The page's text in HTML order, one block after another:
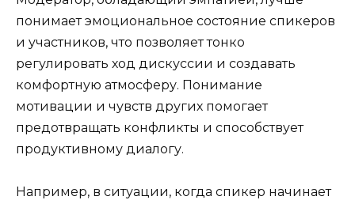
понимает эмоциональное состояние спикеров
и участников, что позволяет тонко
регулировать ход дискуссии и создавать
комфортную атмосферу. Понимание
мотивации и чувств других помогает
предотвращать конфликты и способствует
продуктивному диалогу.
Например, в ситуации, когда спикер начинает